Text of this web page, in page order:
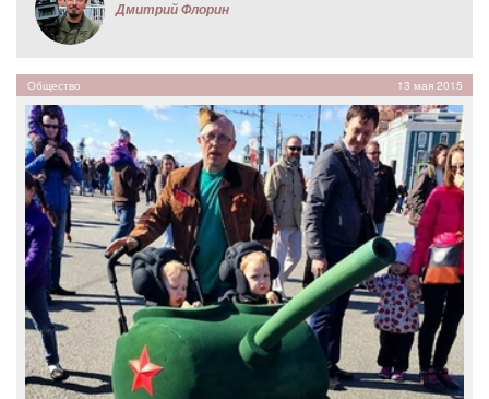
Дмитрий Флорин
Общество 13 мая 2015